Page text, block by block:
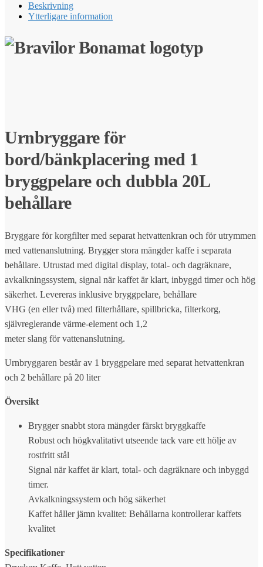
Beskrivning
Ytterligare information
Urnbryggare för
bord/bänkplacering med 1
bryggpelare och dubbla 20L
behållare
Bryggare för korgfilter med separat hetvattenkran och för utrymmen
med vattenanslutning. Brygger stora mängder kaffe i separata
behållare. Utrustad med digital display, total- och dagräknare,
avkalkningssystem, signal när kaffet är klart, inbyggd timer och hög
säkerhet. Levereras inklusive bryggpelare, behållare
VHG (en eller två) med filterhållare, spillbricka, filterkorg,
självreglerande värme-element och 1,2
meter slang för vattenanslutning.
Urnbryggaren består av 1 bryggpelare med separat hetvattenkran
och 2 behållare på 20 liter
Översikt
Brygger snabbt stora mängder färskt bryggkaffe
Robust och högkvalitativt utseende tack vare ett hölje av
rostfritt stål
Signal när kaffet är klart, total- och dagräknare och inbyggd
timer.
Avkalkningssystem och hög säkerhet
Kaffet håller jämn kvalitet: Behållarna kontrollerar kaffets
kvalitet
Specifikationer